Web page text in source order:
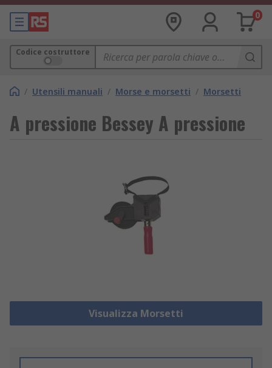
0
Codice costruttore
/ Utensili manuali / Morse e morsetti / Morsetti
A pressione Bessey A pressione
Visualizza Morsetti